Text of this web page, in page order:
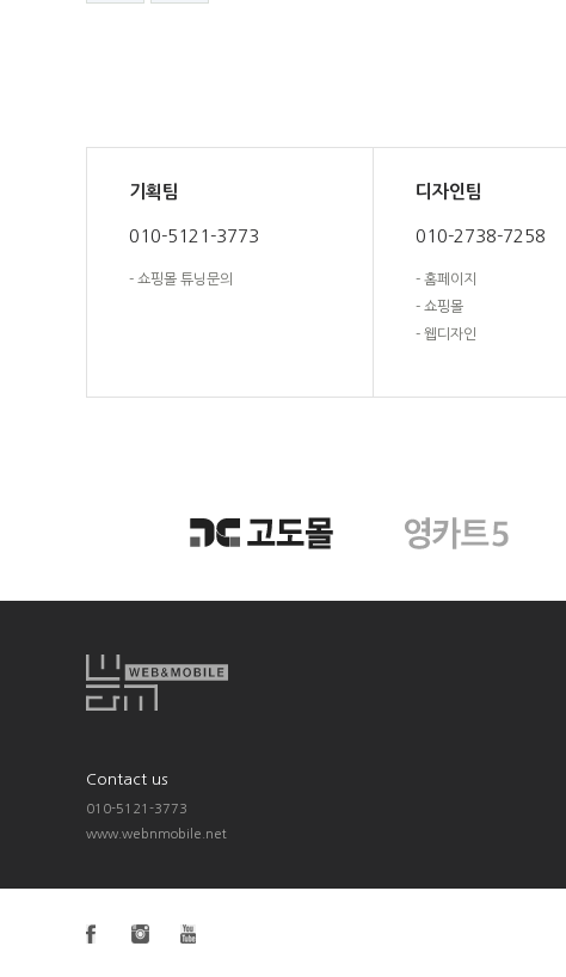
기획팀
010-5121-3773
- 쇼핑몰 튜닝문의
디자인팀
010-2738-7258
- 홈페이지
- 쇼핑몰
- 웹디자인
Contact us
010-5121-3773
www.webnmobile.net